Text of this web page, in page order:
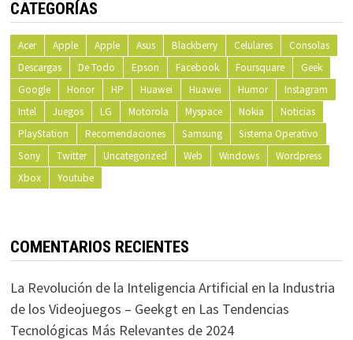
CATEGORÍAS
Acer Apple Apple Asus Blackberry Celulares
Consolas
Descargas
De Todo Epson Facebook Foursquare
Geek
Google
Honor HP Huawei Huawei Humor
Instagram
Intel
Juegos LG Motorola Myspace Nokia
Noticias
PlayStation
Recomendaciones Samsung
Sistema Operativo
Sony
Twitter Uncategorized Web Windows
Wordpress
Xbox
Youtube
COMENTARIOS RECIENTES
La Revolución de la Inteligencia Artificial en la Industria
de los Videojuegos – Geekgten Las Tendencias
Tecnológicas Más Relevantes de 2024